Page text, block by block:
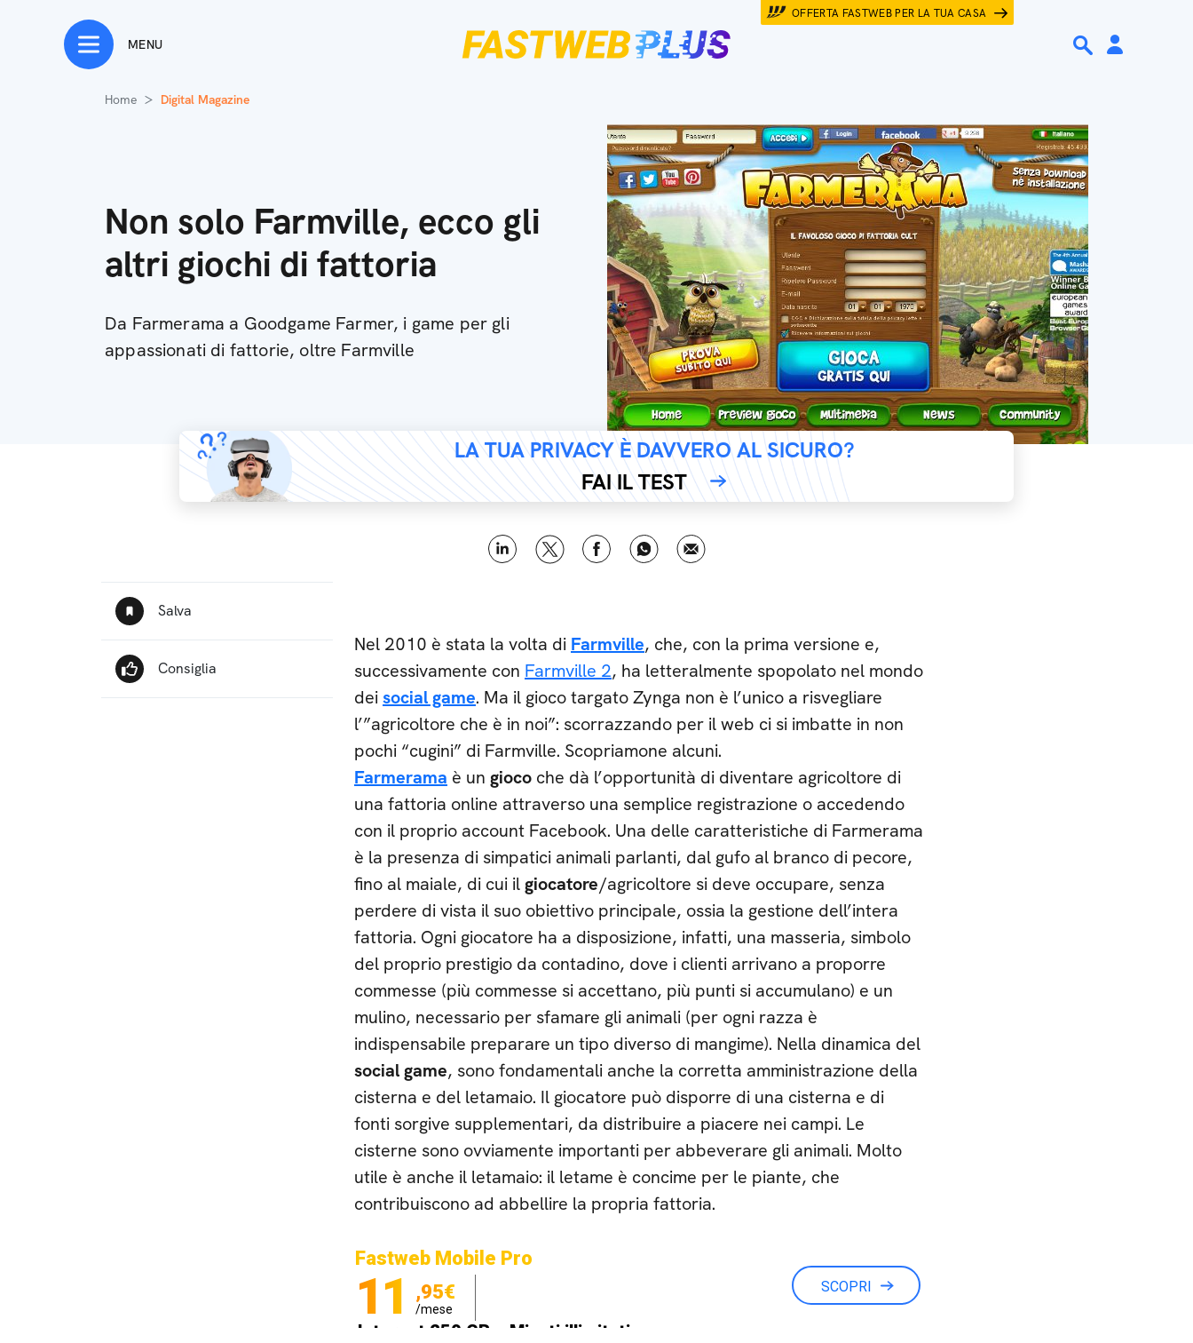
OFFERTA FASTWEB PER LA TUA CASA
MENU
Home Digital Magazine
Non solo Farmville, ecco gli
altri giochi di fattoria
Da Farmerama a Goodgame Farmer, i game per gli
appassionati di fattorie, oltre Farmville
LA TUA PRIVACY È DAVVERO AL SICURO?
FAI IL TEST
Nel 2010 è stata la volta di Farmville, che, con la prima versione e,
successivamente con Farmville 2, ha letteralmente spopolato nel mondo
deisocial game. Ma il gioco targato Zynga non è l’unico a risvegliare
l’”agricoltore che è in noi”: scorrazzando per il web ci si imbatte in non
pochi “cugini” di Farmville. Scopriamone alcuni.
Farmerama è un gioco che dà l’opportunità di diventare agricoltore di
una fattoria online attraverso una semplice registrazione o accedendo
con il proprio account Facebook. Una delle caratteristiche di Farmerama
è la presenza di simpatici animali parlanti, dal gufo al branco di pecore,
fino al maiale, di cui ilgiocatore/agricoltore si deve occupare, senza
perdere di vista il suo obiettivo principale, ossia la gestione dell’intera
fattoria. Ogni giocatore ha a disposizione, infatti, una masseria, simbolo
del proprio prestigio da contadino, dove i clienti arrivano a proporre
commesse (più commesse si accettano, più punti si accumulano) e un
mulino, necessario per sfamare gli animali (per ogni razza è
indispensabile preparare un tipo diverso di mangime). Nella dinamica del
social game, sono fondamentali anche la corretta amministrazione della
cisterna e del letamaio. Il giocatore può disporre di una cisterna e di
fonti sorgive supplementari, da distribuire a piacere nei campi. Le
cisterne sono ovviamente importanti per abbeverare gli animali. Molto
utile è anche il letamaio: il letame è concime per le piante, che
contribuiscono ad abbellire la propria fattoria.
Fastweb Mobile Pro
11 ,95€
/mese
Internet 250 GB e Minuti illimitati
SCOPRI